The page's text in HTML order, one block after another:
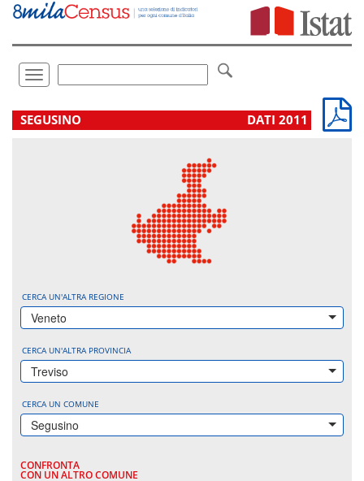
Vai
direttamente
Toggle
navigation
.
SEGUSINO DATI 2011
CERCA UN'ALTRA REGIONE
Veneto
CERCA UN'ALTRA PROVINCIA
Treviso
CERCA UN COMUNE
Segusino
CONFRONTA
CON UN ALTRO COMUNE